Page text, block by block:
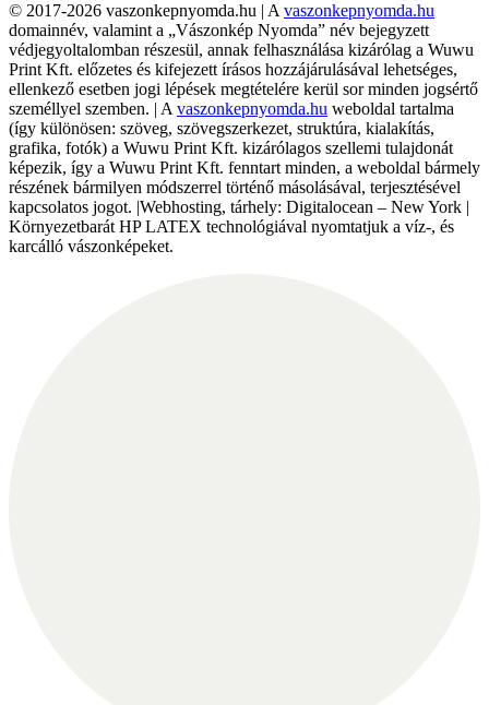
© 2017-2026 vaszonkepnyomda.hu | A vaszonkepnyomda.hu
domainnév, valamint a „Vászonkép Nyomda” név bejegyzett
védjegyoltalomban részesül, annak felhasználása kizárólag a Wuwu
Print Kft. előzetes és kifejezett írásos hozzájárulásával lehetséges,
ellenkező esetben jogi lépések megtételére kerül sor minden jogsértő
személlyel szemben. | A vaszonkepnyomda.hu weboldal tartalma
(így különösen: szöveg, szövegszerkezet, struktúra, kialakítás,
grafika, fotók) a Wuwu Print Kft. kizárólagos szellemi tulajdonát
képezik, így a Wuwu Print Kft. fenntart minden, a weboldal bármely
részének bármilyen módszerrel történő másolásával, terjesztésével
kapcsolatos jogot. |Webhosting, tárhely: Digitalocean – New York |
Környezetbarát HP LATEX technológiával nyomtatjuk a víz-, és
karcálló vászonképeket.